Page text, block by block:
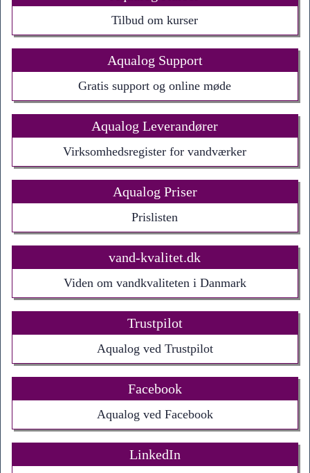
Tilbud om kurser
Aqualog Support
Gratis support og online møde
Aqualog Leverandører
Virksomhedsregister for vandværker
Aqualog Priser
Prislisten
vand-kvalitet.dk
Viden om vandkvaliteten i Danmark
Trustpilot
Aqualog ved Trustpilot
Facebook
Aqualog ved Facebook
LinkedIn